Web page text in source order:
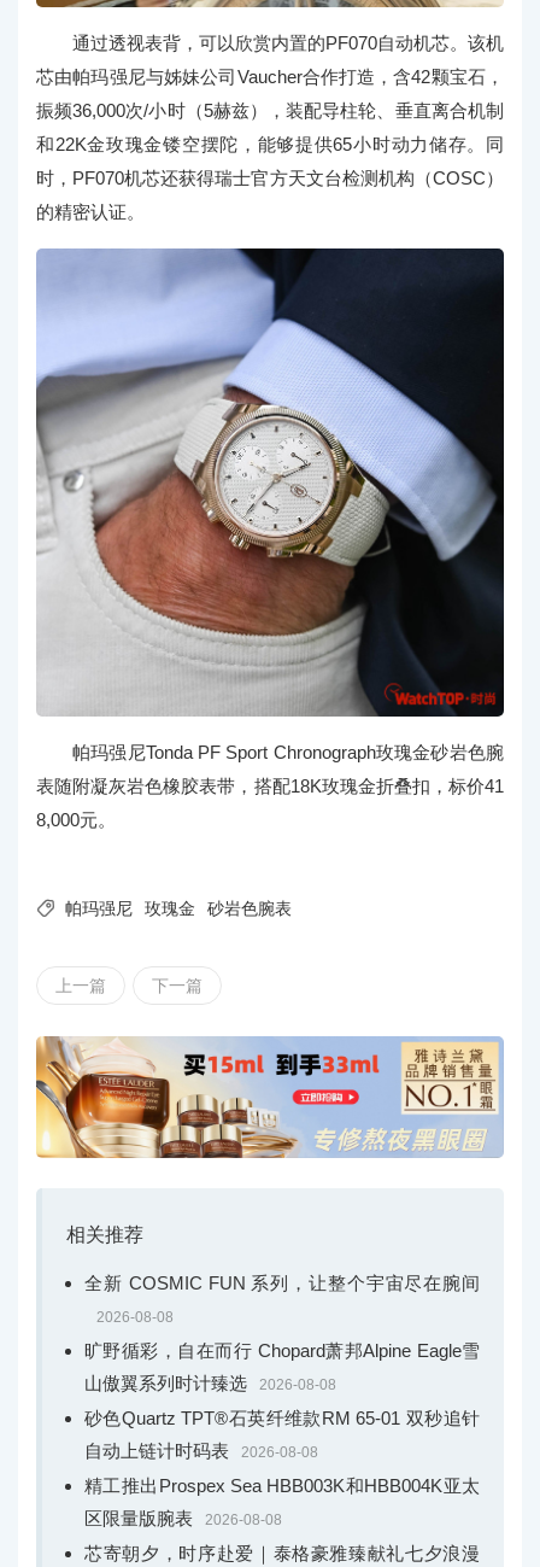
通过透视表背，可以欣赏内置的PF070自动机芯。该机
芯由帕玛强尼与姊妹公司Vaucher合作打造，含42颗宝石，
振频36,000次/小时（5赫兹），装配导柱轮、垂直离合机制
和22K金玫瑰金镂空摆陀，能够提供65小时动力储存。同
时，PF070机芯还获得瑞士官方天文台检测机构（COSC）
的精密认证。
帕玛强尼Tonda PF Sport Chronograph玫瑰金砂岩色腕
表随附凝灰岩色橡胶表带，搭配18K玫瑰金折叠扣，标价41
8,000元。
 帕玛强尼 玫瑰金 砂岩色腕表
上一篇 下一篇
相关推荐
全新 COSMIC FUN 系列，让整个宇宙尽在腕间
2026-08-08
旷野循彩，自在而行 Chopard萧邦Alpine Eagle雪
山傲翼系列时计臻选
2026-08-08
砂色Quartz TPT®石英纤维款RM 65-01 双秒追针
自动上链计时码表
2026-08-08
精工推出Prospex Sea HBB003K和HBB004K亚太
区限量版腕表
2026-08-08
芯寄朝夕，时序赴爱｜泰格豪雅臻献礼七夕浪漫